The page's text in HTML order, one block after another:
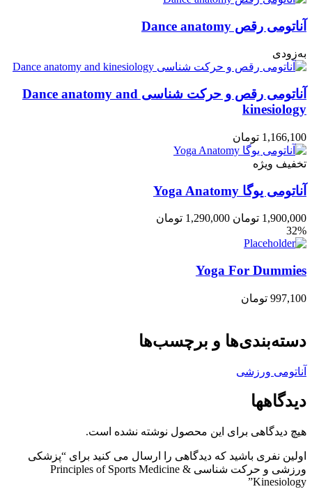
آناتومی رقص Dance anatomy
به‌زودی
آناتومی رقص و حرکت شناسی Dance anatomy and
kinesiology
1,166,100 تومان
تخفیف ویژه
آناتومی یوگا Yoga Anatomy
1,900,000 تومان 1,290,000 تومان
32%
Yoga For Dummies
997,100 تومان
دسته‌بندی‌ها و برچسب‌ها
آناتومی ورزشی
دیدگاهها
هیچ دیدگاهی برای این محصول نوشته نشده است.
اولین نفری باشید که دیدگاهی را ارسال می کنید برای “پزشکی
ورزشی و حرکت شناسی Principles of Sports Medicine &
Kinesiology”